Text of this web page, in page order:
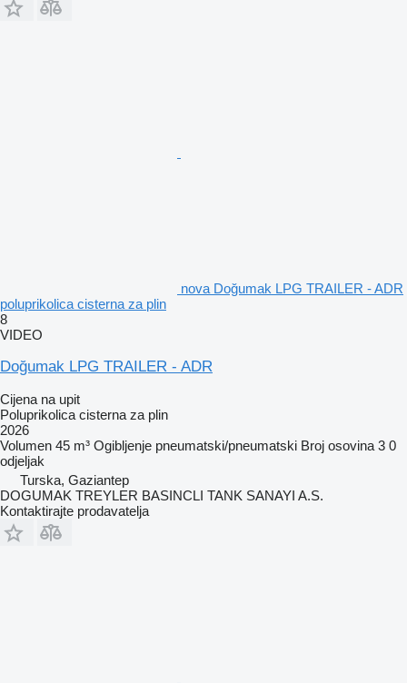
nova Doğumak LPG TRAILER - ADR
poluprikolica cisterna za plin
8
VIDEO
Doğumak LPG TRAILER - ADR
Cijena na upit
Poluprikolica cisterna za plin
2026
Volumen 45 m³ Ogibljenje pneumatski/pneumatski Broj osovina 3 0
odjeljak
Turska, Gaziantep
DOGUMAK TREYLER BASINCLI TANK SANAYI A.S.
Kontaktirajte prodavatelja